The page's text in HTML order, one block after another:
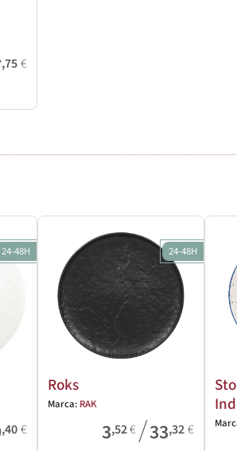
,75€
24-48H
,40€
24-48H
Roks
Marca: RAK
3,52€/33,32€